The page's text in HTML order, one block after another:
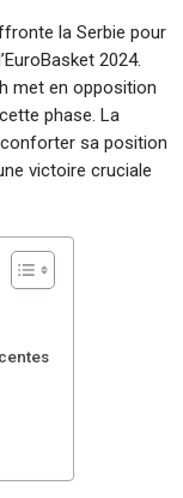
la Serbie pour
2024.
met en opposition
phase. La
conforter sa position
victoire cruciale